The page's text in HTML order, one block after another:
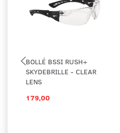
BOLLÉ BSSI RUSH+
SKYDEBRILLE - CLEAR
LENS
179,00